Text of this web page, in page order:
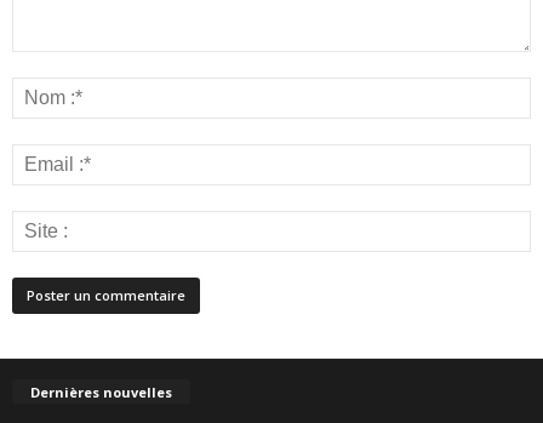
Dernières nouvelles